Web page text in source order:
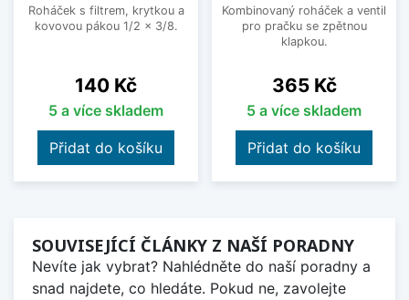
Roháček s filtrem, krytkou a
kovovou pákou 1/2 x 3/8.
Cena
140 Kč
5 a více skladem
Přidat do košíku
Kombinovaný roháček a ventil
pro pračku se zpětnou
klapkou.
Cena
365 Kč
5 a více skladem
Přidat do košíku
SOUVISEJÍCÍ ČLÁNKY Z NAŠÍ PORADNY
Nevíte jak vybrat? Nahlédněte do naší poradny a
snad najdete, co hledáte. Pokud ne, zavolejte